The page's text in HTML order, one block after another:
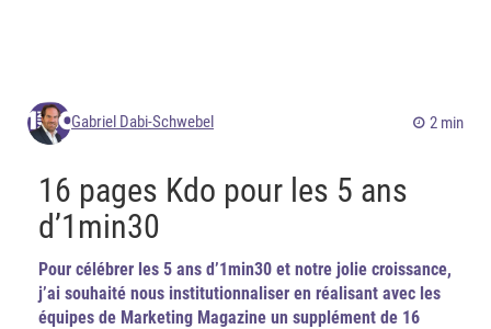
Gabriel Dabi-Schwebel 2 min
16 pages Kdo pour les 5 ans
d’1min30
Pour célébrer les 5 ans d’1min30 et notre jolie croissance,
j’ai souhaité nous institutionnaliser en réalisant avec les
équipes de Marketing Magazine un supplément de 16